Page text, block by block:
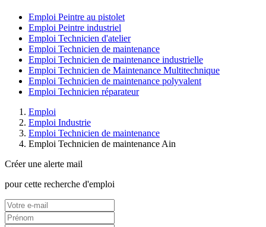
Emploi Peintre au pistolet
Emploi Peintre industriel
Emploi Technicien d'atelier
Emploi Technicien de maintenance
Emploi Technicien de maintenance industrielle
Emploi Technicien de Maintenance Multitechnique
Emploi Technicien de maintenance polyvalent
Emploi Technicien réparateur
Emploi
Emploi Industrie
Emploi Technicien de maintenance
Emploi Technicien de maintenance Ain
Créer une alerte mail
pour cette recherche d'emploi